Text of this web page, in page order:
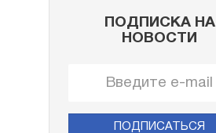
ПОДПИСКА НА
НОВОСТИ
ПОДПИСАТЬСЯ